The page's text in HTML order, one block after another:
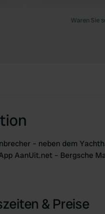
zwei Duschen,
zwei
Waren Sie
– neben dem
AanUit.net – Bergsche
& Preise